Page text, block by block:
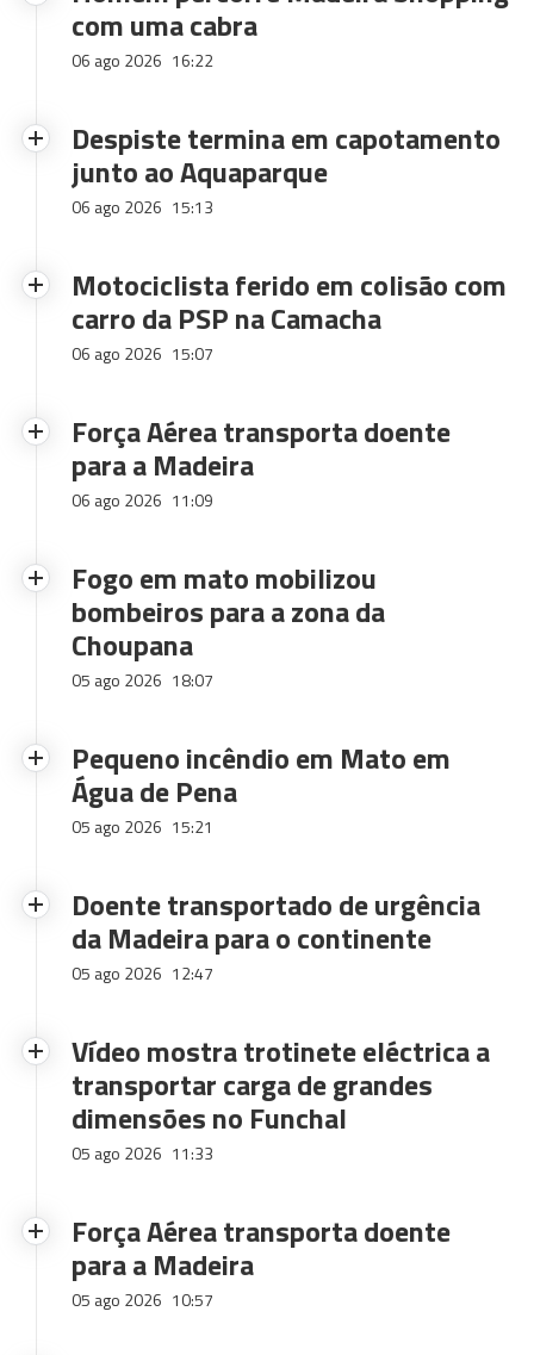
com uma cabra
06 ago 2026 16:22
Despiste termina em capotamento
junto ao Aquaparque
06 ago 2026 15:13
Motociclista ferido em colisão com
carro da PSP na Camacha
06 ago 2026 15:07
Força Aérea transporta doente
para a Madeira
06 ago 2026 11:09
Fogo em mato mobilizou
bombeiros para a zona da
Choupana
05 ago 2026 18:07
Pequeno incêndio em Mato em
Água de Pena
05 ago 2026 15:21
Doente transportado de urgência
da Madeira para o continente
05 ago 2026 12:47
Vídeo mostra trotinete eléctrica a
transportar carga de grandes
dimensões no Funchal
05 ago 2026 11:33
Força Aérea transporta doente
para a Madeira
05 ago 2026 10:57